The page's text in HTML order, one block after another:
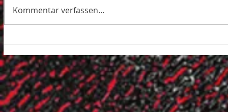
Kommentar verfassen...